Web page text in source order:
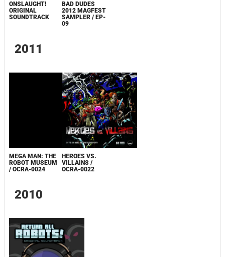
ONSLAUGHT!
ORIGINAL
SOUNDTRACK
BAD DUDES
2012 MAGFEST
SAMPLER / EP-
09
2011
MEGA MAN: THE
ROBOT MUSEUM
/ OCRA-0024
HEROES VS.
VILLAINS /
OCRA-0022
2010